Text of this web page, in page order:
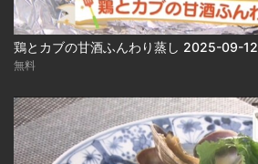
鶏とカブの甘酒ふんわり蒸し 2025-09-12
無料